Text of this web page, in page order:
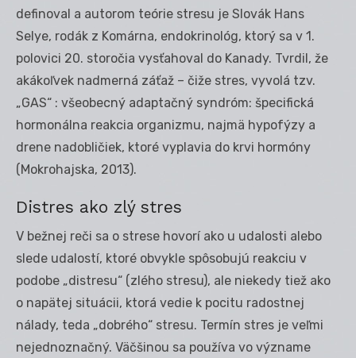
definoval a autorom teórie stresu je Slovák Hans
Selye, rodák z Komárna, endokrinológ, ktorý sa v 1.
polovici 20. storočia vysťahoval do Kanady. Tvrdil, že
akákoľvek nadmerná záťaž – čiže stres, vyvolá tzv.
„GAS“ : všeobecný adaptačný syndróm: špecifická
hormonálna reakcia organizmu, najmä hypofýzy a
drene nadobličiek, ktoré vyplavia do krvi hormóny
(Mokrohajska, 2013).
Distres ako zlý stres
V bežnej reči sa o strese hovorí ako u udalosti alebo
slede udalostí, ktoré obvykle spôsobujú reakciu v
podobe „distresu“ (zlého stresu), ale niekedy tiež ako
o napätej situácii, ktorá vedie k pocitu radostnej
nálady, teda „dobrého“ stresu. Termín stres je veľmi
nejednoznačný. Väčšinou sa používa vo význame